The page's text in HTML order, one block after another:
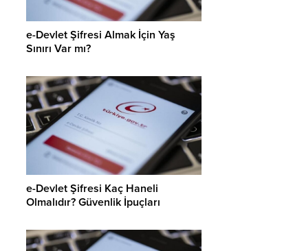
e-Devlet Şifresi Almak İçin Yaş
Sınırı Var mı?
e-Devlet Şifresi Kaç Haneli
Olmalıdır? Güvenlik İpuçları